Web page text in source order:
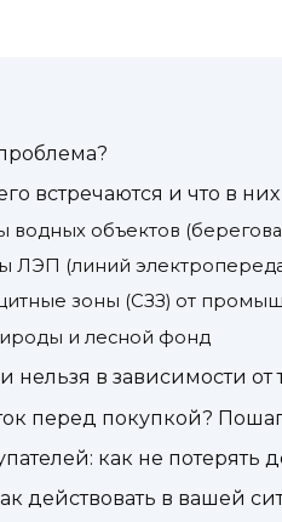
встречаются и что в
водных объектов
ЛЭП (линий
зоны (СЗЗ) от
и лесной фонд
нельзя в зависимости от
перед покупкой?
как не потерять
действовать в вашей